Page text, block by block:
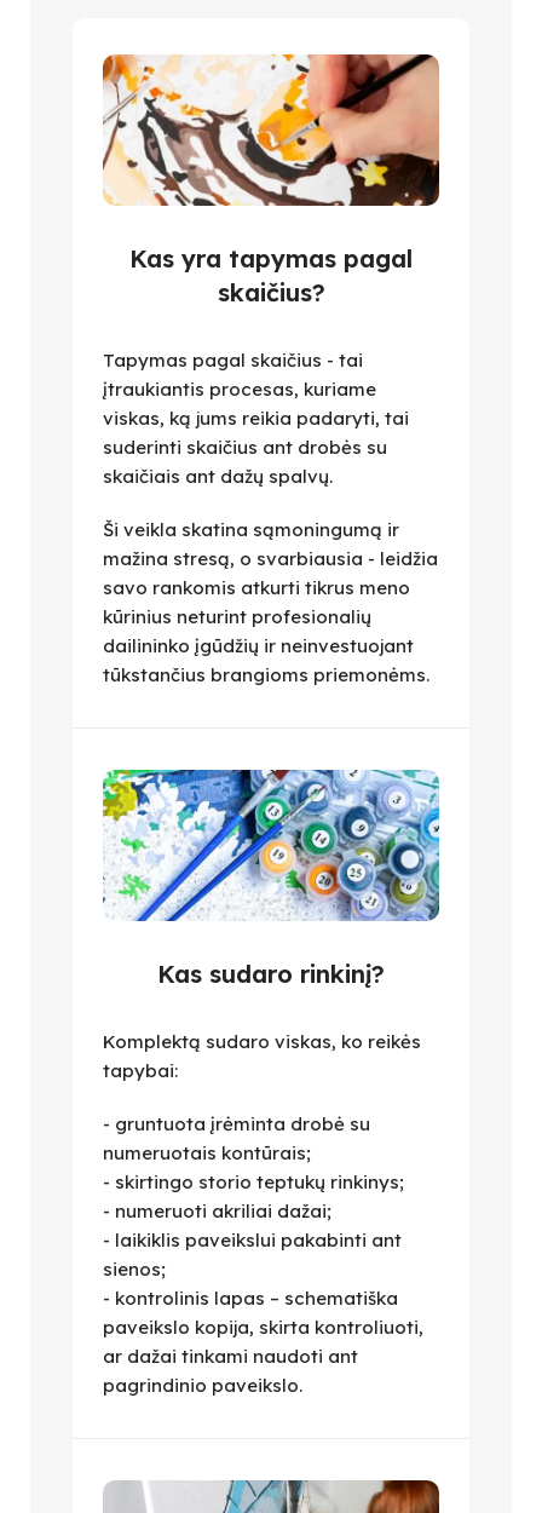
Kas yra tapymas pagal
skaičius?
Tapymas pagal skaičius - tai
įtraukiantis procesas, kuriame
viskas, ką jums reikia padaryti, tai
suderinti skaičius ant drobės su
skaičiais ant dažų spalvų.
Ši veikla skatina sąmoningumą ir
mažina stresą, o svarbiausia - leidžia
savo rankomis atkurti tikrus meno
kūrinius neturint profesionalių
dailininko įgūdžių ir neinvestuojant
tūkstančius brangioms priemonėms.
Kas sudaro rinkinį?
Komplektą sudaro viskas, ko reikės
tapybai:
- gruntuota įrėminta drobė su
numeruotais kontūrais;
- skirtingo storio teptukų rinkinys;
- numeruoti akriliai dažai;
- laikiklis paveikslui pakabinti ant
sienos;
- kontrolinis lapas – schematiška
paveikslo kopija, skirta kontroliuoti,
ar dažai tinkami naudoti ant
pagrindinio paveikslo.